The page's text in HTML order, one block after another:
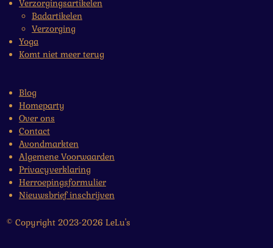
Verzorgingsartikelen
Badartikelen
Verzorging
Yoga
Komt niet meer terug
Blog
Homeparty
Over ons
Contact
Avondmarkten
Algemene Voorwaarden
Privacyverklaring
Herroepingsformulier
Nieuwsbrief inschrijven
© Copyright 2023-2026 LeLu's